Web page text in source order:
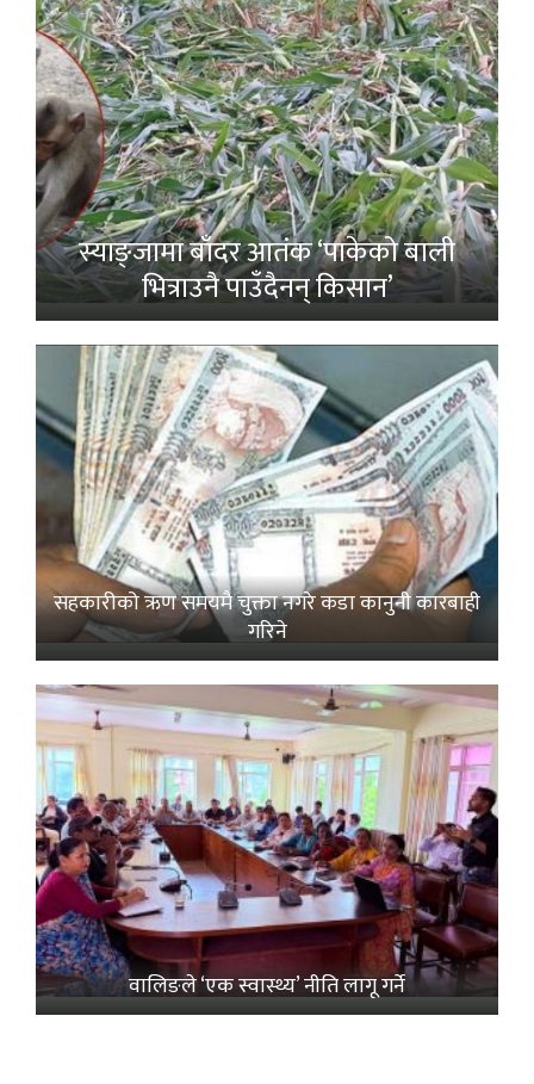
स्याङ्जामा बाँदर आतंक ‘पाकेको बाली
भित्राउनै पाउँदैनन् किसान’
सहकारीको ऋण समयमै चुक्ता नगरे कडा कानुनी कारबाही
गरिने
वालिङले ‘एक स्वास्थ्य’ नीति लागू गर्ने